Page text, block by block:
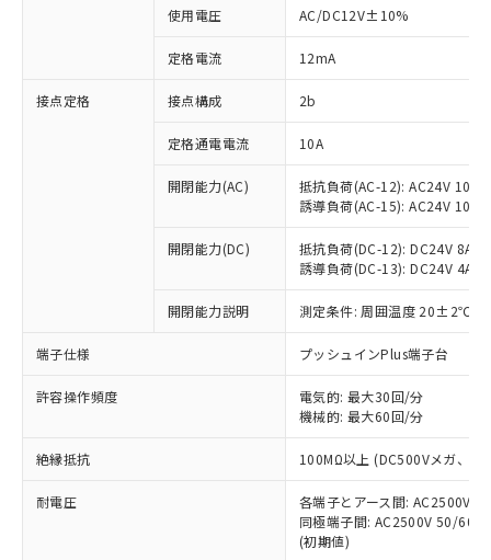
使用電圧 AC/DC12V±10%
定格電流 12mA
接点定格 接点構成 2b
定格通電電流 10A
開閉能力(AC)
抵抗負荷(AC-12): AC24V 10A/
誘導負荷(AC-15): AC24V
開閉能力(DC)
抵抗負荷(DC-12): DC24V 8A/
誘導負荷(DC-13): DC24V 4A/
開閉能力説明 測定条件: 周囲温度 20±2℃、
端子仕様 プッシュインPlus端子台
許容操作頻度
電気的: 最大30回/分
機械的: 最大60回/分
絶縁抵抗 100MΩ以上 (DC500Vメガ、点
耐電圧
各端子とアース間: AC2500V
同極端子間: AC2500V 50/
(初期値)
ご利用条件
以下の条件をお読みいただき、同意のうえ
ご利用ください。
本サービスは、当社制御機器事業取扱
商品の当社在庫状況および標準価格
(税抜)を提供させていただくもので
当社制御機器事業取扱商品の中には、
本サービスの対象外となる商品もある
ことをご了承ください。
在庫状況および標準価格照会結果は、
記載している更新日時点での社内デー
タに基づき作成されるものであり、閲
覧された時点での実際の在庫および標
準価格とは異なる場合があることをご
※1 対応状況
対応済み：EU RoHS指令（10物質）の
非含有に対応した製品が提供可能な商品で
す。
対応予定：EU RoHS指令（10物質）の非含
有に対応した製品に切り替える予定のある
対応予定なし：EU RoHS指令（10物質）の
非含有に非対応の商品で、対応品を出す予
定はありません。
調査・確認中：EU RoHS指令（10物質）の
非含有の対応状況を調査中または確認中の
非該当品：ライセンス料など無形物で、有
害物質有無と関係のない商品です。
仕入先様の事情により、非含有部品として
いたものが、含有品と判明した場合などや
むを得ず変更することがあります。
六価クロム(Cr(Ⅵ)) 1000ppm以下、ポリ臭化ビフェニル
類(PBB) 1000ppm以下、ポリ臭化ジフェニルエーテル類
「○」：最大均質材料含有率が中国RoHSの
基準値以下であることを示します。
「×」：最大均質材料含有率が中国RoHSの
基準値を超えていることを示します。
「－」：未確認です。当社販売部門へお問
*中国RoHS10物質の基準値 (GB/T26572)：
Pb(鉛) :1000ppm、 Hg(水銀) : 1000ppm、 Cd(カドミウ
Cr(Ⅵ)(六価クロム) : 1000ppm、 PBBs(ポリ臭化ビフェ
当社は、これら貴社製品のうち、外国
為替および外国貿易法に定める商品
（以下｢規制貨物等」という）を輸出
または国外への提供する場合は、日本
国政府の輸出許可(または役務取引許
可)を取得するなどの必要な手続きを